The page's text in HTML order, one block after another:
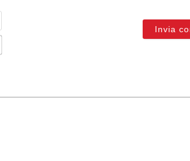
Nome
Email*